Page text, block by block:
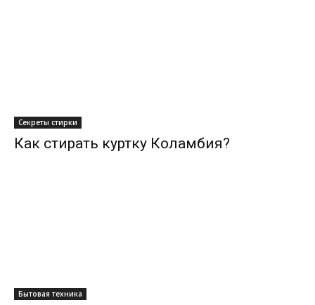
Секреты стирки
Как стирать куртку Коламбия?
Бытовая техника